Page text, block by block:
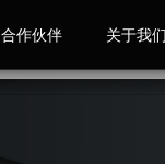
合作伙伴 关于我们